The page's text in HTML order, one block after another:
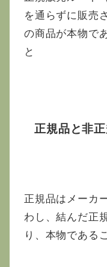
を通らずに販売
の商品が本物で
と
正規品と非
正規品はメーカ
わし、結んだ正
り、本物である